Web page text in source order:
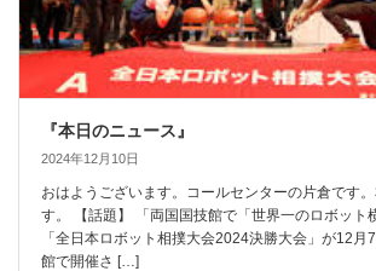
『本日のニュース』
2024年12月10日
おはようございます。コールセンターの片倉です
す。 【話題】 「両国国技館で「世界一のロボット
「全日本ロボット相撲大会2024決勝大会」が12月
館で開催さ […]